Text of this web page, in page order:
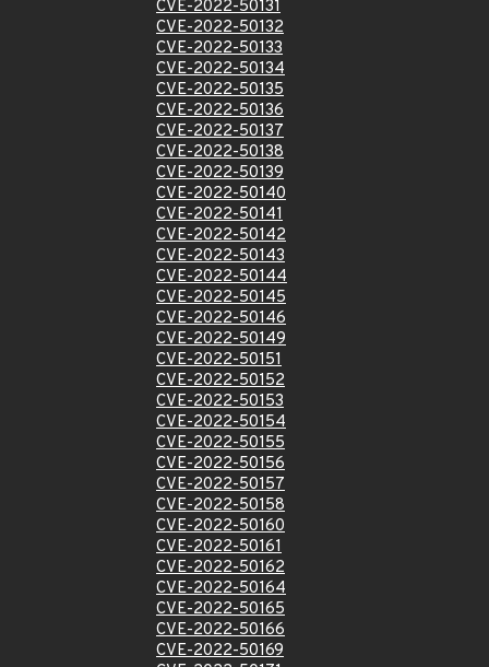
CVE-2022-50131
CVE-2022-50132
CVE-2022-50133
CVE-2022-50134
CVE-2022-50135
CVE-2022-50136
CVE-2022-50137
CVE-2022-50138
CVE-2022-50139
CVE-2022-50140
CVE-2022-50141
CVE-2022-50142
CVE-2022-50143
CVE-2022-50144
CVE-2022-50145
CVE-2022-50146
CVE-2022-50149
CVE-2022-50151
CVE-2022-50152
CVE-2022-50153
CVE-2022-50154
CVE-2022-50155
CVE-2022-50156
CVE-2022-50157
CVE-2022-50158
CVE-2022-50160
CVE-2022-50161
CVE-2022-50162
CVE-2022-50164
CVE-2022-50165
CVE-2022-50166
CVE-2022-50169